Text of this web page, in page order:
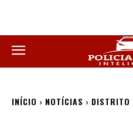
INÍCIO NOTÍCIAS DISTRITO